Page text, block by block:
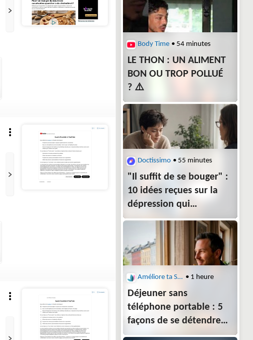
Body Time • 54 minutes
LE THON : UN ALIMENT
BON OU TROP POLLUÉ
? ⚠️
Doctissimo • 55 minutes
"Il suffit de se bouger" :
10 idées reçues sur la
dépression qui
empêchent de guérir
Améliore ta Santé • 1 heure
Déjeuner sans
téléphone portable : 5
façons de se détendre
l’esprit en